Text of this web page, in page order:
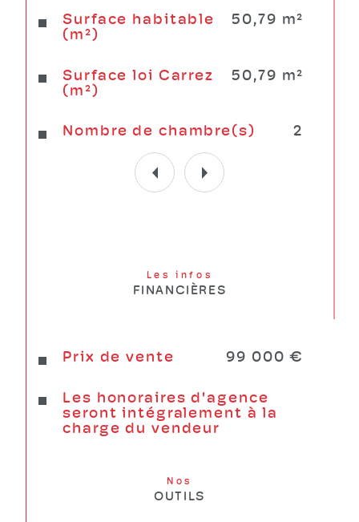
Surface habitable
(m²)
50,79 m²
Surface loi Carrez
(m²)
50,79 m²
Nombre de chambre(s) 2
Les infos
FINANCIÈRES
Prix de vente 99 000 €
Les honoraires d'agence
seront intégralement à la
charge du vendeur
Nos
OUTILS